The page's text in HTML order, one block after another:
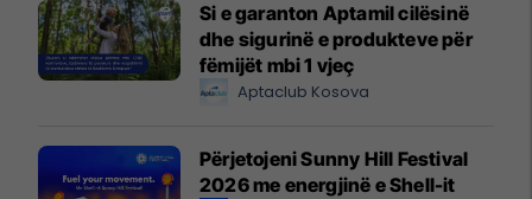
Si e garanton Aptamil cilësinë
dhe sigurinë e produkteve për
fëmijët mbi 1 vjeç
Aptaclub Kosova
Përjetojeni Sunny Hill Festival
2026 me energjinë e Shell-it